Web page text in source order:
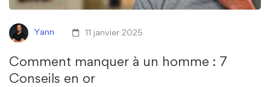
Yann 11 janvier 2025
Comment manquer à un homme : 7
Conseils en or